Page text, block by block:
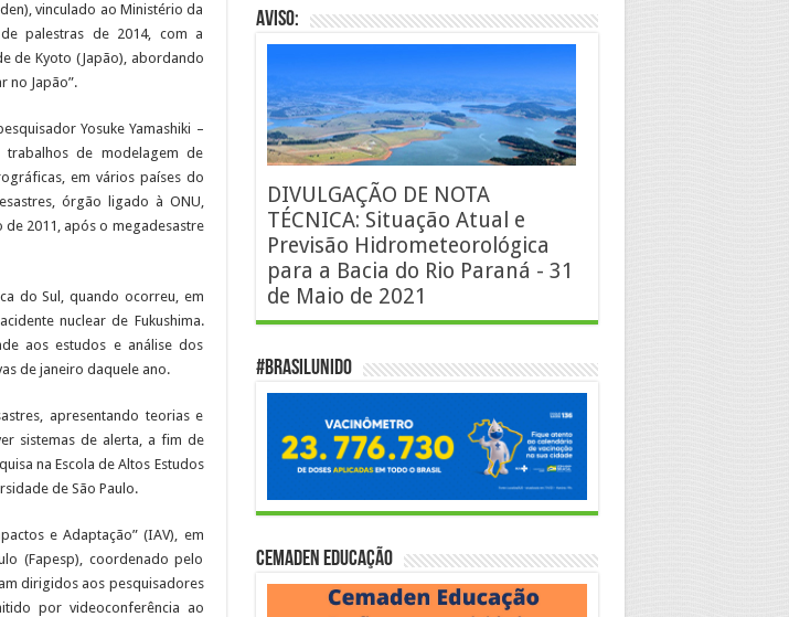
vinculado ao Ministério da
palestras de 2014, com a
de Kyoto (Japão), abordando
no Japão”.
Yosuke Yamashiki –
trabalhos de modelagem de
em vários países do
órgão ligado à ONU,
2011, após o megadesastre
do Sul, quando ocorreu, em
nuclear de Fukushima.
aos estudos e análise dos
de janeiro daquele ano.
apresentando teorias e
sistemas de alerta, a fim de
na Escola de Altos Estudos
de São Paulo.
e Adaptação” (IAV), em
(Fapesp), coordenado pelo
dirigidos aos pesquisadores
por videoconferência ao
AVISO:
DIVULGAÇÃO DE NOTA
TÉCNICA: Situação Atual e
Previsão Hidrometeorológica
para a Bacia do Rio Paraná - 31
de Maio de 2021
#BrasilUnido
Cemaden Educação